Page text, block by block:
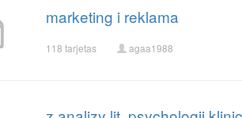
marketing i reklama
118 tarjetas agaa1988